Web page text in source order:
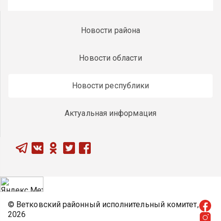
Новости района
Новости области
Новости республики
Актуальная информация
© Ветковский районный исполнительный комитет,
2026